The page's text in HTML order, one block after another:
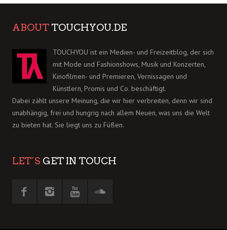
ABOUT TOUCHYOU.DE
TOUCHYOU ist ein Medien- und Freizeitblog, der sich
mit Mode und Fashionshows, Musik und Konzerten,
Kinofilmen- und Premieren, Vernissagen und
Künstlern, Promis und Co. beschäftigt.
Dabei zählt unsere Meinung, die wir hier verbreiten, denn wir sind
unabhängig, frei und hungrig nach allem Neuen, was uns die Welt
zu bieten hat. Sie liegt uns zu Füßen.
LET´S GET IN TOUCH